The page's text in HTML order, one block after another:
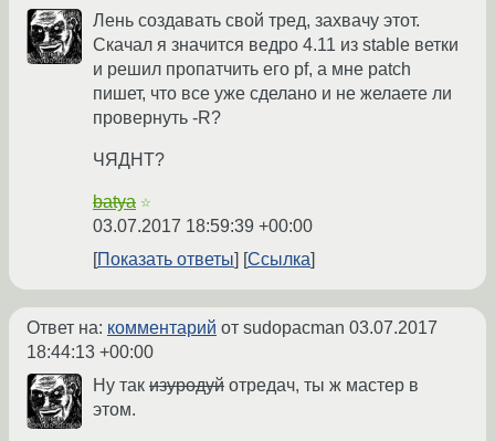
Лень создавать свой тред, захвачу этот.
Скачал я значится ведро 4.11 из stable ветки
и решил пропатчить его pf, а мне patch
пишет, что все уже сделано и не желаете ли
провернуть -R?
ЧЯДНТ?
batya ☆
03.07.2017 18:59:39 +00:00
Показать ответы
Ссылка
Ответ на: комментарий от sudopacman 03.07.2017
18:44:13 +00:00
Ну так изуродуй отредач, ты ж мастер в
этом.